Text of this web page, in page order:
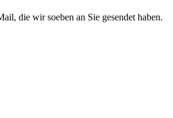
die wir soeben an Sie gesendet haben.